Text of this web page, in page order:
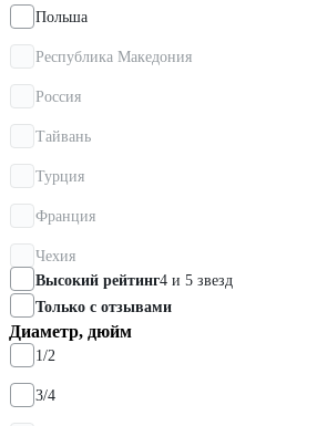
Польша
Республика Македония
Россия
Тайвань
Турция
Франция
Чехия
Высокий рейтинг4 и 5 звезд
Только с отзывами
Диаметр, дюйм
1/2
3/4